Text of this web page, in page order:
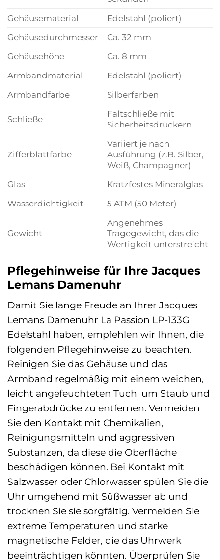
Gehäusematerial
Edelstahl (poliert)
Gehäusedurchmesser
Ca. 32 mm
Gehäusehöhe
Ca. 8 mm
Armbandmaterial
Edelstahl (poliert)
Armbandfarbe
Silberfarben
Schließe
Faltschließe mit
Sicherheitsdrückern
Zifferblattfarbe
Variiert je nach
Ausführung (z.B. Silber,
Weiß, Champagner)
Glas
Kratzfestes Mineralglas
Wasserdichtigkeit
5 ATM (50 Meter)
Gewicht
Angenehmes
Tragegewicht, das die
Wertigkeit unterstreicht
Pflegehinweise für Ihre Jacques
Lemans Damenuhr
Damit Sie lange Freude an Ihrer Jacques
Lemans Damenuhr La Passion LP-133G
Edelstahl haben, empfehlen wir Ihnen, die
folgenden Pflegehinweise zu beachten.
Reinigen Sie das Gehäuse und das
Armband regelmäßig mit einem weichen,
leicht angefeuchteten Tuch, um Staub und
Fingerabdrücke zu entfernen. Vermeiden
Sie den Kontakt mit Chemikalien,
Reinigungsmitteln und aggressiven
Substanzen, da diese die Oberfläche
beschädigen können. Bei Kontakt mit
Salzwasser oder Chlorwasser spülen Sie die
Uhr umgehend mit Süßwasser ab und
trocknen Sie sie sorgfältig. Vermeiden Sie
extreme Temperaturen und starke
magnetische Felder, die das Uhrwerk
beeinträchtigen könnten. Überprüfen Sie